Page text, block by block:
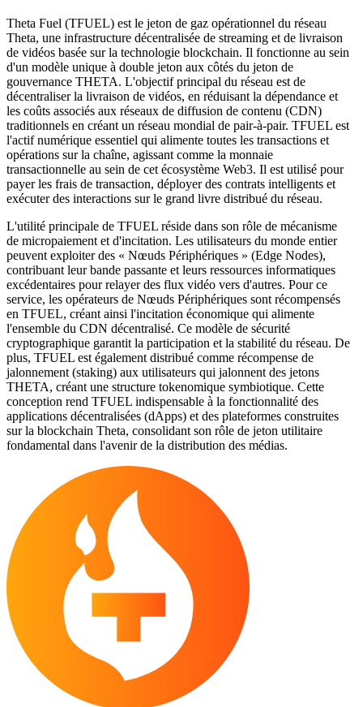
Theta Fuel (TFUEL) est le jeton de gaz opérationnel du réseau
Theta, une infrastructure décentralisée de streaming et de livraison
de vidéos basée sur la technologie blockchain. Il fonctionne au sein
d'un modèle unique à double jeton aux côtés du jeton de
gouvernance THETA. L'objectif principal du réseau est de
décentraliser la livraison de vidéos, en réduisant la dépendance et
les coûts associés aux réseaux de diffusion de contenu (CDN)
traditionnels en créant un réseau mondial de pair-à-pair. TFUEL est
l'actif numérique essentiel qui alimente toutes les transactions et
opérations sur la chaîne, agissant comme la monnaie
transactionnelle au sein de cet écosystème Web3. Il est utilisé pour
payer les frais de transaction, déployer des contrats intelligents et
exécuter des interactions sur le grand livre distribué du réseau.
L'utilité principale de TFUEL réside dans son rôle de mécanisme
de micropaiement et d'incitation. Les utilisateurs du monde entier
peuvent exploiter des « Nœuds Périphériques » (Edge Nodes),
contribuant leur bande passante et leurs ressources informatiques
excédentaires pour relayer des flux vidéo vers d'autres. Pour ce
service, les opérateurs de Nœuds Périphériques sont récompensés
en TFUEL, créant ainsi l'incitation économique qui alimente
l'ensemble du CDN décentralisé. Ce modèle de sécurité
cryptographique garantit la participation et la stabilité du réseau. De
plus, TFUEL est également distribué comme récompense de
jalonnement (staking) aux utilisateurs qui jalonnent des jetons
THETA, créant une structure tokenomique symbiotique. Cette
conception rend TFUEL indispensable à la fonctionnalité des
applications décentralisées (dApps) et des plateformes construites
sur la blockchain Theta, consolidant son rôle de jeton utilitaire
fondamental dans l'avenir de la distribution des médias.